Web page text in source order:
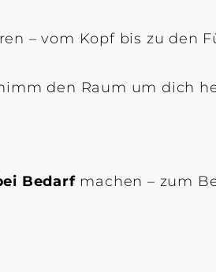
– vom Kopf bis zu den
den Raum um dich
Bedarfmachen – zum